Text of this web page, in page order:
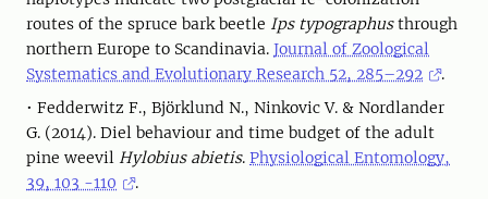
routes of the spruce bark beetle Ips typographusthrough
northern Europe to Scandinavia. Journal of Zoological
Systematics and Evolutionary Research 52, 285–292
.
• Fedderwitz F., Björklund N., Ninkovic V. & Nordlander
G. (2014). Diel behaviour and time budget of the adult
pine weevil Hylobius abietis. Physiological Entomology,
39, 103 -110
.